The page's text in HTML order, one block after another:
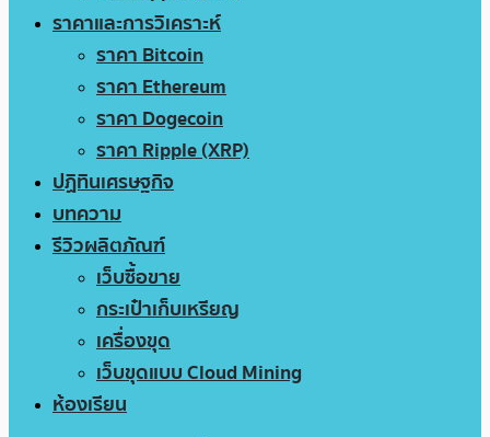
ราคาและการวิเคราะห์
ราคา Bitcoin
ราคา Ethereum
ราคา Dogecoin
ราคา Ripple (XRP)
ปฏิทินเศรษฐกิจ
บทความ
รีวิวผลิตภัณฑ์
เว็บซื้อขาย
กระเป๋าเก็บเหรียญ
เครื่องขุด
เว็บขุดแบบ Cloud Mining
ห้องเรียน